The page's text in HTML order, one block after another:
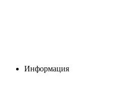
Информация